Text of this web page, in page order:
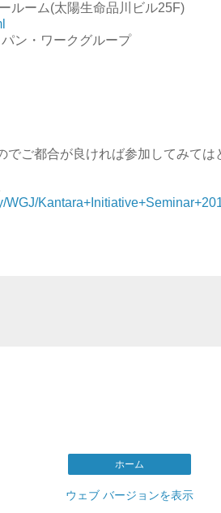
ルーム(太陽生命品川ビル25F)
ン・ワークグループ
ご都合が良ければ参加してみては
ホーム
ウェブ バージョンを表示